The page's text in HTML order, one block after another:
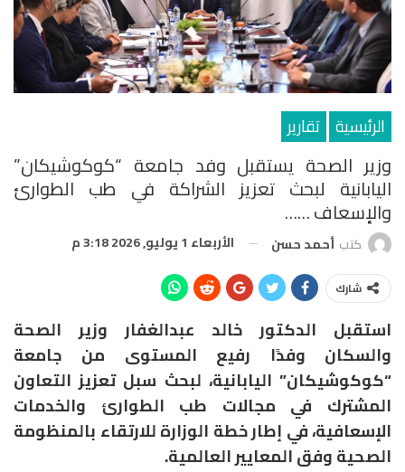
الرئيسية تقارير
وزير الصحة يستقبل وفد جامعة “كوكوشيكان”
اليابانية لبحث تعزيز الشراكة في طب الطوارئ
والإسعاف ……
كتب أحمد حسن الأربعاء 1 يوليو, 2026 3:18 م
شارك
استقبل الدكتور خالد عبدالغفار وزير الصحة
والسكان وفدًا رفيع المستوى من جامعة
“كوكوشيكان” اليابانية، لبحث سبل تعزيز التعاون
المشترك في مجالات طب الطوارئ والخدمات
الإسعافية، في إطار خطة الوزارة للارتقاء بالمنظومة
الصحية وفق المعايير العالمية.